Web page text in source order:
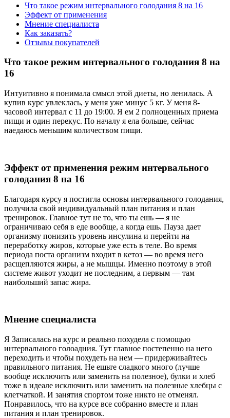
Что такое режим интервального голодания 8 на 16
Эффект от применения
Мнение специалиста
Как заказать?
Отзывы покупателей
Что такое режим интервального голодания 8 на
16
Интуитивно я понимала смысл этой диеты, но ленилась. А
купив курс увлеклась, у меня уже минус 5 кг. У меня 8-
часовой интервал с 11 до 19:00. Я ем 2 полноценных приема
пищи и один перекус. По началу я ела больше, сейчас
наедаюсь меньшим количеством пищи.
Эффект от применения режим интервального
голодания 8 на 16
Благодаря курсу я постигла основы интервального голодания,
получила свой индивидуальный план питания и план
тренировок. Главное тут не то, что ты ешь — я не
ограничиваю себя в еде вообще, а когда ешь. Пауза дает
организму понизить уровень инсулина и перейти на
переработку жиров, которые уже есть в теле. Во время
периода поста организм входит в кетоз — во время него
расщепляются жиры, а не мышцы. Именно поэтому в этой
системе живот уходит не последним, а первым — там
наибольший запас жира.
Мнение специалиста
Я Записалась на курс и реально похудела с помощью
интервального голоадния. Тут главное постепенно на него
переходить и чтобы похудеть на нем — придерживайтесь
правильного питания. Не ешьте сладкого много (лучше
вообще исключить или заменить на полезное), булки и хлеб
тоже в идеале исключить или заменить на полезные хлебцы с
клетчаткой. И занятия спортом тоже никто не отменял.
Понравилось, что на курсе все собранно вместе и план
питания и план тренировок.